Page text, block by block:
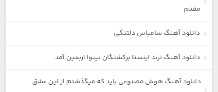
مقدم
دانلود آهنگ سامیاس دلتنگی
دانلود آهنگ ترند اینستا برکشتگان نینوا اربعین آمد
دانلود آهنگ هوش مصنوعی باید که میگذشتم از این عشق